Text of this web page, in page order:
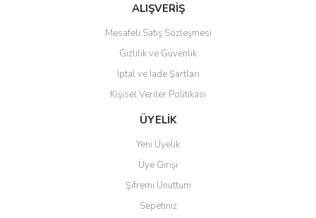
ALIŞVERİŞ
Mesafeli Satış Sözleşmesi
Gizlilik ve Güvenlik
İptal ve İade Şartları
Kişisel Veriler Politikası
ÜYELİK
Yeni Üyelik
Üye Girişi
Şifremi Unuttum
Sepetiniz